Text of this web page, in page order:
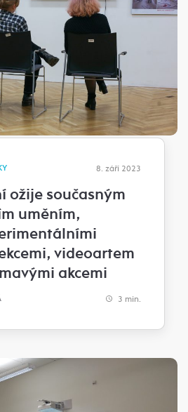
8. září 2023
ožije současným
uměním,
videoartem
akcemi
3 min.